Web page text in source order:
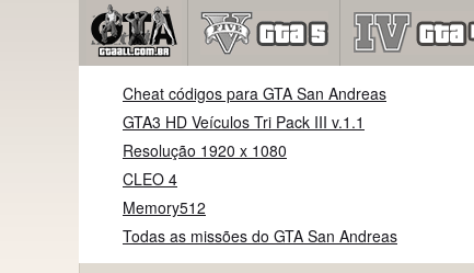
Cheat códigos para GTA San Andreas
GTA3 HD Veículos Tri Pack III v.1.1
Resolução 1920 x 1080
CLEO 4
Memory512
Todas as missões do GTA San Andreas